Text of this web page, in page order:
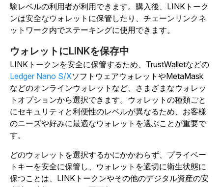
験レベルの利用者が利用できます。購入後、LINKトーク
ンは安全なウォレットに保管したり、チェーンリンクネ
ットワーク内でステーキングに使用できます。
ウォレットにLINKを保存中
LINKトークンを安全に保管するため、TrustWalletなどの
Ledger Nano S/XソフトウェアウォレットやMetaMask
などのオンラインウォレットなど、さまざまなウォレッ
トオプションから選択できます。ウォレットの種類ごと
にセキュリティと利便性のレベルが異なるため、お客様
のニーズや好みに最適なウォレットを選ぶことが重要で
す。
どのウォレットを選択するかにかかわらず、プライベー
トキーを安全に保管し、ウォレットを適切に衛生状態に
保つことは、LINKトークンやその他のデジタル資産の安